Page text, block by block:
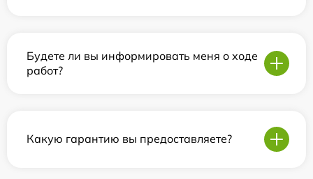
Будете ли вы информировать меня о ходе
работ?
Какую гарантию вы предоставляете?